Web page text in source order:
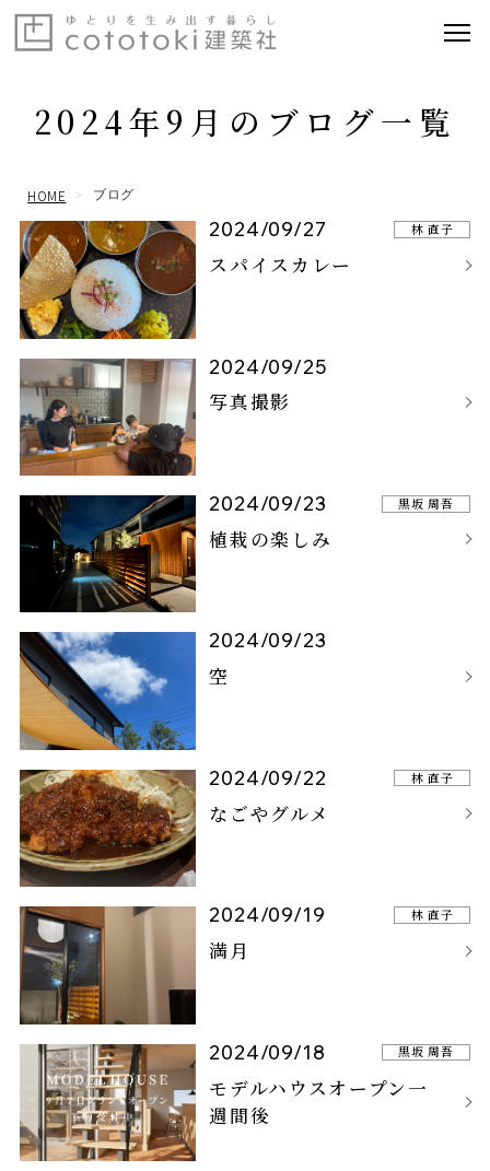
2024年9月のブログ一覧
HOME ブログ
2024/09/27
スパイスカレー
林 直子
2024/09/25
写真撮影
2024/09/23
植栽の楽しみ
黒坂 周吾
2024/09/23
空
2024/09/22
なごやグルメ
林 直子
2024/09/19
満月
林 直子
2024/09/18
モデルハウスオープン一
週間後
黒坂 周吾